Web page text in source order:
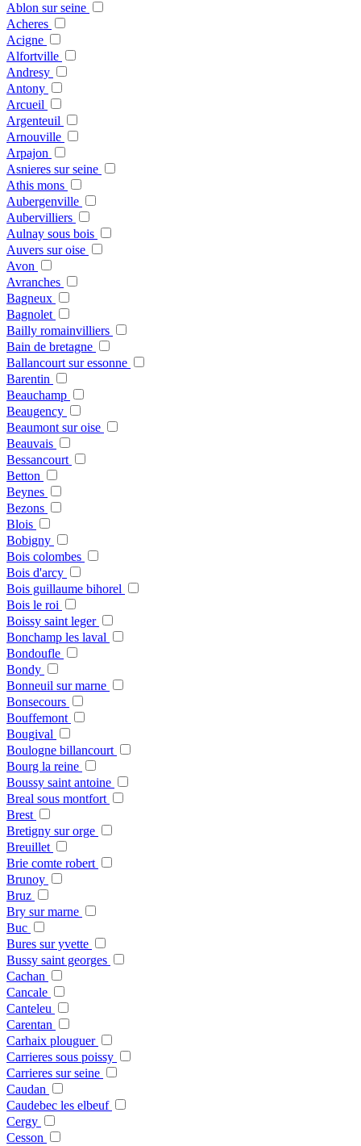
Ablon sur seine
Acheres
Acigne
Alfortville
Andresy
Antony
Arcueil
Argenteuil
Arnouville
Arpajon
Asnieres sur seine
Athis mons
Aubergenville
Aubervilliers
Aulnay sous bois
Auvers sur oise
Avon
Avranches
Bagneux
Bagnolet
Bailly romainvilliers
Bain de bretagne
Ballancourt sur essonne
Barentin
Beauchamp
Beaugency
Beaumont sur oise
Beauvais
Bessancourt
Betton
Beynes
Bezons
Blois
Bobigny
Bois colombes
Bois d'arcy
Bois guillaume bihorel
Bois le roi
Boissy saint leger
Bonchamp les laval
Bondoufle
Bondy
Bonneuil sur marne
Bonsecours
Bouffemont
Bougival
Boulogne billancourt
Bourg la reine
Boussy saint antoine
Breal sous montfort
Brest
Bretigny sur orge
Breuillet
Brie comte robert
Brunoy
Bruz
Bry sur marne
Buc
Bures sur yvette
Bussy saint georges
Cachan
Cancale
Canteleu
Carentan
Carhaix plouguer
Carrieres sous poissy
Carrieres sur seine
Caudan
Caudebec les elbeuf
Cergy
Cesson